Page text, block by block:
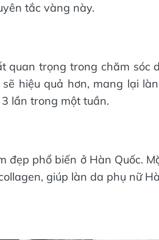
tắc vàng này.
quan trọng trong chăm sóc
hiệu quả hơn, mang lại
lần trong một tuần.
đẹp phổ biến ở Hàn Quốc.
giúp làn da phụ nữ